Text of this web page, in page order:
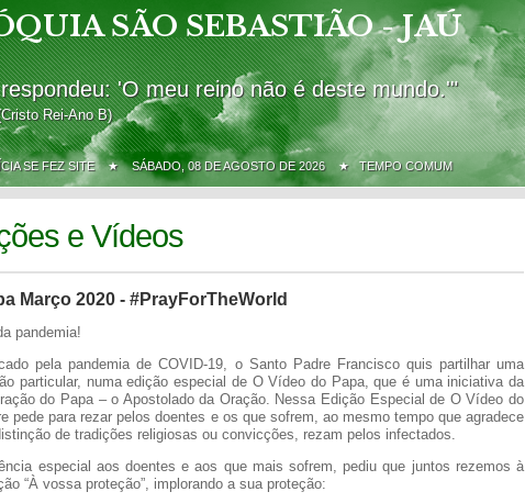
SÃO SEBASTIÃO - JAÚ
'O meu reino não é deste mundo.'"
Rei-Ano B)
SE FEZ SITE ★SÁBADO, 08 DE AGOSTO DE 2026 ★ TEMPO COMUM
e Vídeos
Março 2020 - #PrayForTheWorld
pandemia!
pela pandemia de COVID-19, o Santo Padre Francisco quis partilhar uma
particular, numa edição especial de O Vídeo do Papa, que é uma iniciativa da
do Papa – o Apostolado da Oração. Nessa Edição Especial de O Vídeo do
pede para rezar pelos doentes e os que sofrem, ao mesmo tempo que agradece
de tradições religiosas ou convicções, rezam pelos infectados.
especial aos doentes e aos que mais sofrem, pediu que juntos rezemos à
“À vossa proteção”, implorando a sua proteção: